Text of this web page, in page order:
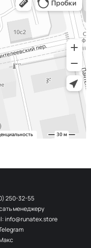
250-32-55
менеджеру
info@runatex.store